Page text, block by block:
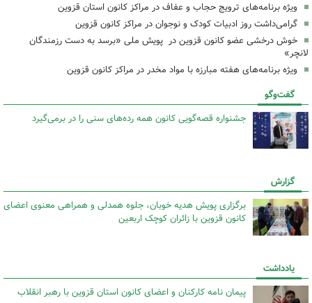
ویژه برنامه‌های ترویج حجاب و عفاف در مراکز کانون استان قزوین
گرامی‌داشت روز ادبیات کودک و نوجوان در مراکز کانون قزوین
خوش درخشی عضو کانون قزوین در پویش ملی «برسد به دست رزمندگان
لانچر»
ویژه برنامه‌های هفته مبارزه با مواد مخدر در مراکز کانون قزوین
گفت‌وگو
جشنواره قصه‌گویی کانون همه رده‌های سنی را در برمی‌گیرد
گزارش
برگزاری پویش هدیه خوبان، جلوه‌ همدلی و همراهی معنوی اعضای
کانون قزوین با زائران کوچک اربعین
یادداشت
پیمان نامه کارکنان و اعضای کانون استان قزوین با رهبر انقلاب